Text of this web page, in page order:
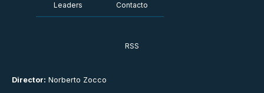
Director: Norberto Zocco
Leaders Contacto
RSS